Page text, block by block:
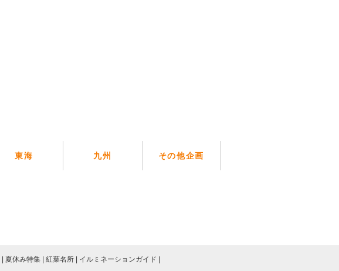
東海 九州 その他企画
夏休み特集 紅葉名所
イルミネーションガイド